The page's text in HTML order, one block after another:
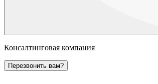
Консалтинговая компания
Перезвонить вам?